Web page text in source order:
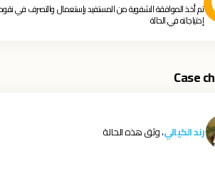
تم أخذ الموافقة الشفوية من المستفيد بإستعمال والتصرف في
إحتياجاته في الحالة
Case
رند الكيالي، وثق هذه الحالة